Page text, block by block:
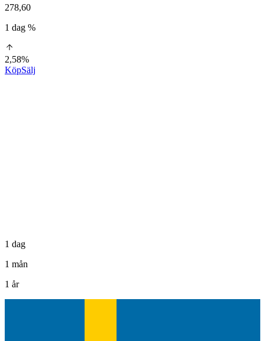
278,60
1 dag %
2,58%
KöpSälj
1 dag
1 mån
1 år